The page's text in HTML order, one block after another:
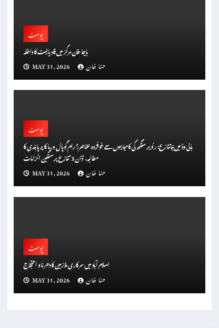
پوسٹ
باچا خان مرکز میں قادیانیت کا داخلہ
MAY 31, 2026
حنا خان
پوسٹ
بالی وڈ میں نیا تنازع: رنویر سنگھ کی کامیابیوں سے خوفزدہ عناصر؟ رام گوپال ورما کا پر پابندی کا
مطالبہ، ‘ڈان 3’ تنازع پر سنگین الزامات
MAY 31, 2026
حنا خان
پوسٹ
اسلام آباد میں سرکاری ملازمین کا دھرنا و احتجاج
MAY 31, 2026
حنا خان